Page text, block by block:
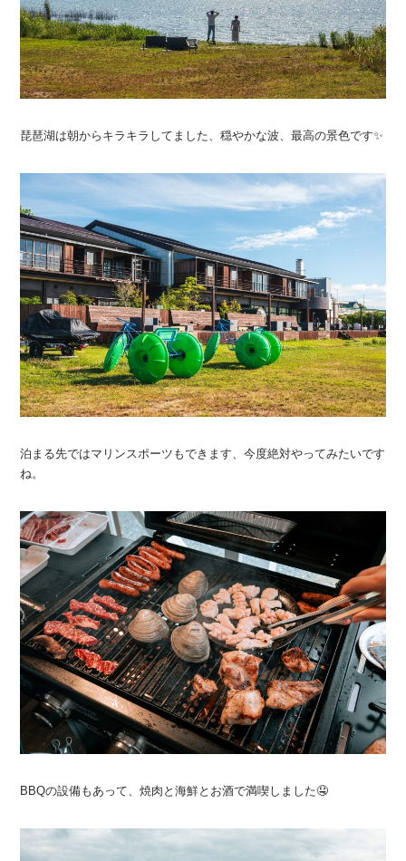
琵琶湖は朝からキラキラしてました、穏やかな波、最高の景色です✨
泊まる先ではマリンスポーツもできます、今度絶対やってみたいです
ね。
BBQの設備もあって、焼肉と海鮮とお酒で満喫しました🤤